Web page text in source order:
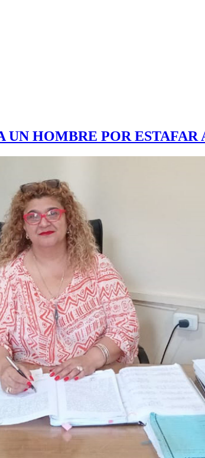
HOMBRE POR ESTAFAR